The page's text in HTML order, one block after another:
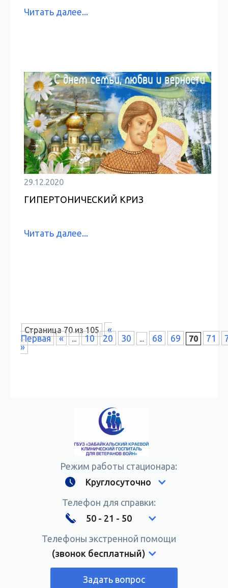
Читать далее...
29.12.2020
ГИПЕРТОНИЧЕСКИЙ КРИЗ
Читать далее...
Страница 70 из 105
«
Первая
« ... 10 20 30 ... 68 69 70 71
»
Режим работы стационара:
Круглосуточно
Телефон для справки:
50 - 21 - 50
Телефоны экстренной помощи
(звонок бесплатный)
Задать вопрос